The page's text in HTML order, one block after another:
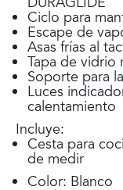
Ciclo para
Escape de
Asas frías al
Tapa de vidrio
Soporte para
Luces
calentamiento
Incluye:
Cesta para
de medir
Color: Blanco